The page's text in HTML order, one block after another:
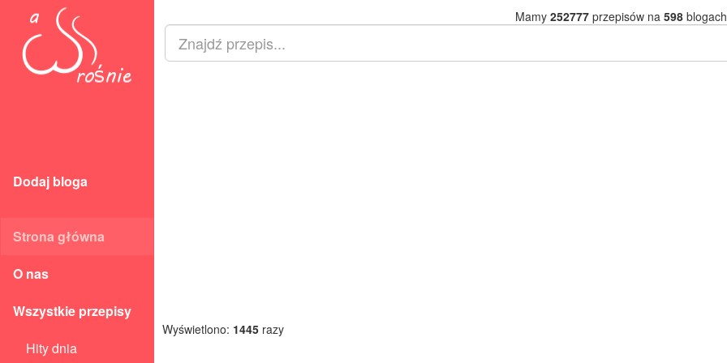
Dodaj bloga
Strona główna
O nas
Wszystkie przepisy
Hity dnia
Mamy 252777przepisów na 598
Wyświetlono: 1445 razy